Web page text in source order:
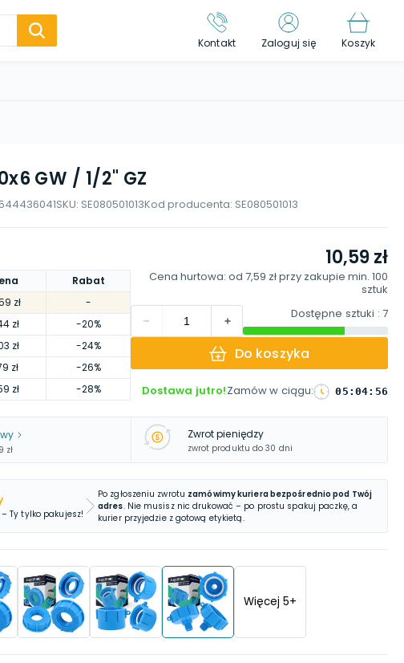
Kontakt Zaloguj się Koszyk
GW / 1/2" GZ
SKU: SE080501013Kod producenta: SE080501013
Rabat
zł
-
zł
-20%
zł
-24%
zł
-26%
zł -28%
10,59 zł
Cena hurtowa: od 7,59 złprzy zakupie min. 100
sztuk
Dostępne sztuki : 7
Do koszyka
Dostawa jutro!Zamów w ciągu: 05 : 04: 55
zł
Zwrot pieniędzy
zwrot produktu do 30 dni
Ty tylko pakujesz!
Po zgłoszeniu zwrotu zamówimy kuriera bezpośrednio pod Twój
adres. Nie musisz nic drukować – po prostu spakuj paczkę, a
kurier przyjedzie z gotową etykietą.
Więcej 5+